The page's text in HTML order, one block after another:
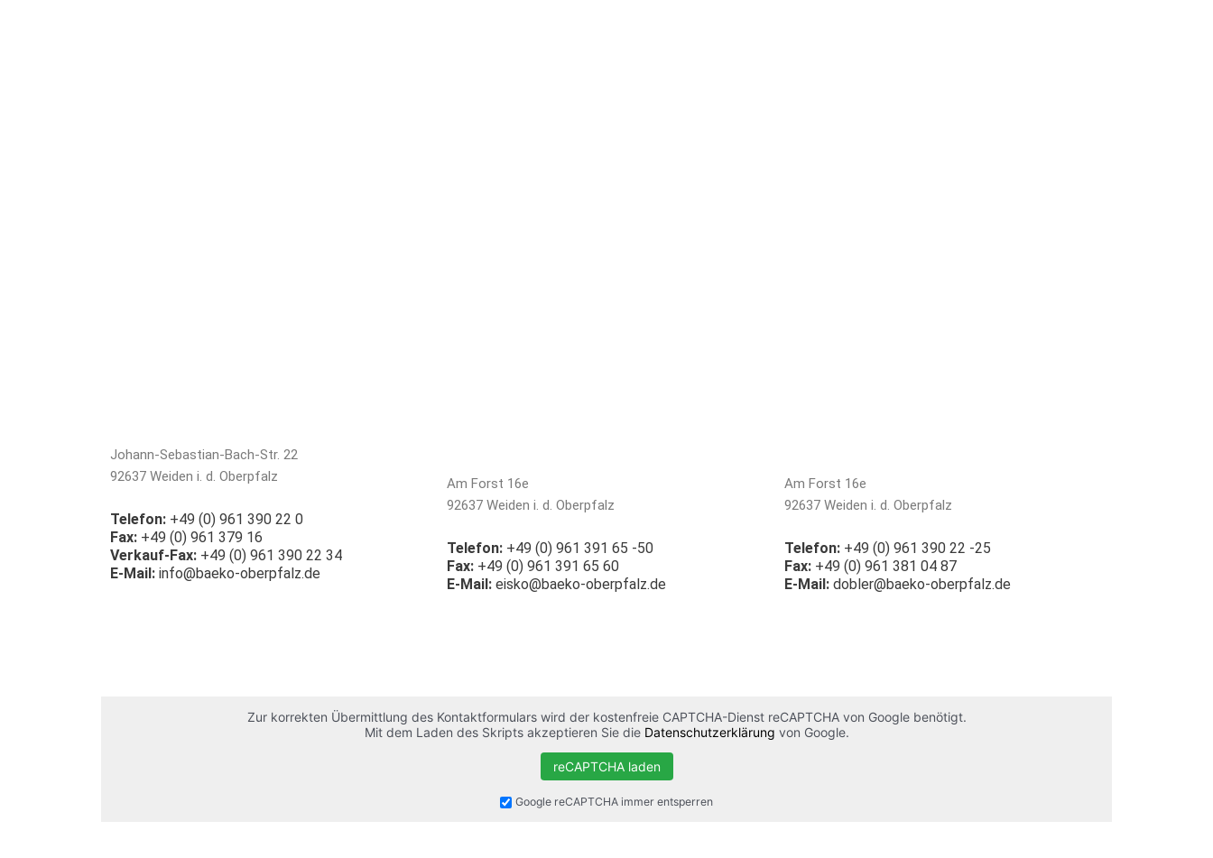
Johann-Sebastian-Bach-Str. 22
92637 Weiden i. d. Oberpfalz
Telefon: +49 (0) 961 390 22 0
Fax: +49 (0) 961 379 16
Verkauf-Fax: +49 (0) 961 390 22 34
E-Mail: info@baeko-oberpfalz.de
Am Forst 16e
92637 Weiden i. d. Oberpfalz
Telefon: +49 (0) 961 391 65 -50
Fax: +49 (0) 961 391 65 60
E-Mail: eisko@baeko-oberpfalz.de
Am Forst 16e
92637 Weiden i. d. Oberpfalz
Telefon:+49 (0) 961 390 22 -25
Fax:+49 (0) 961 381 04 87
E-Mail:dobler@baeko-oberpfalz.de
Zur korrekten Übermittlung des Kontaktformulars wird der kostenfreie CAPTCHA-Dienst reCAPTCHA von Google benötigt.
Mit dem Laden des Skripts akzeptieren Sie die Datenschutzerklärung von Google.
reCAPTCHA laden
Google reCAPTCHA immer entsperren